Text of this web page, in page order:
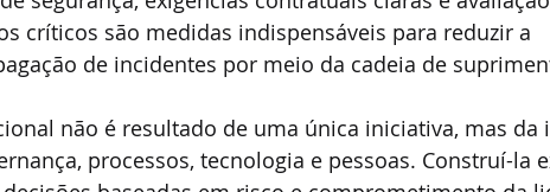
críticos são medidas indispensáveis para reduzir a
de incidentes por meio da cadeia de
não é resultado de uma única iniciativa, mas da
processos, tecnologia e pessoas. Construí-la